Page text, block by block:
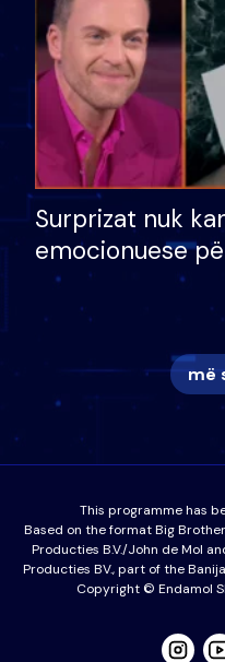
Surprizat nuk
emocionuese
nëna dhe
nuk i mban dot
më
This programme has
Based on the format Big
Producties B.V./John de Mol
Producties BV., part of the
Copyright © Endamol